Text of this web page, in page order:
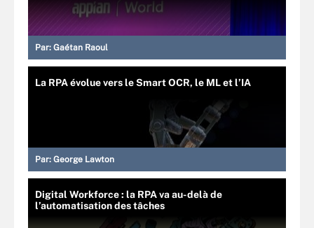
Par: Gaétan Raoul
La RPA évolue vers le Smart OCR, le ML et l’IA
Par: George Lawton
Digital Workforce : la RPA va au-delà de
l’automatisation des tâches